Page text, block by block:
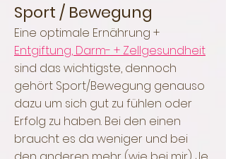
Sport / Bewegung
Eine optimale Ernährung +
Entgiftung, Darm- + Zellgesundheit
sind das wichtigste, dennoch
gehört Sport/Bewegung genauso
dazu um sich gut zu fühlen oder
Erfolg zu haben. Bei den einen
braucht es da weniger und bei